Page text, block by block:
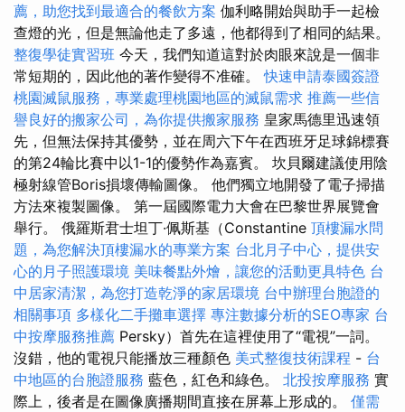
薦，助您找到最適合的餐飲方案 伽利略開始與助手一起檢
查燈的光，但是無論他走了多遠，他都得到了相同的結果。
整復學徒實習班 今天，我們知道這對於肉眼來說是一個非
常短期的，因此他的著作變得不准確。快速申請泰國簽證
桃園滅鼠服務，專業處理桃園地區的滅鼠需求 推薦一些信
譽良好的搬家公司，為你提供搬家服務 皇家馬德里迅速領
先，但無法保持其優勢，並在周六下午在西班牙足球錦標賽
的第24輪比賽中以1-1的優勢作為嘉賓。 坎貝爾建議使用陰
極射線管Boris損壞傳輸圖像。 他們獨立地開發了電子掃描
方法來複製圖像。 第一屆國際電力大會在巴黎世界展覽會
舉行。 俄羅斯君士坦丁·佩斯基（Constantine 頂樓漏水問
題，為您解決頂樓漏水的專業方案 台北月子中心，提供安
心的月子照護環境 美味餐點外燴，讓您的活動更具特色 台
中居家清潔，為您打造乾淨的家居環境 台中辦理台胞證的
相關事項 多樣化二手攤車選擇 專注數據分析的SEO專家 台
中按摩服務推薦 Persky）首先在這裡使用了“電視”一詞。
沒錯，他的電視只能播放三種顏色 美式整復技術課程 - 台
中地區的台胞證服務 藍色，紅色和綠色。 北投按摩服務 實
際上，後者是在圖像廣播期間直接在屏幕上形成的。 僅需